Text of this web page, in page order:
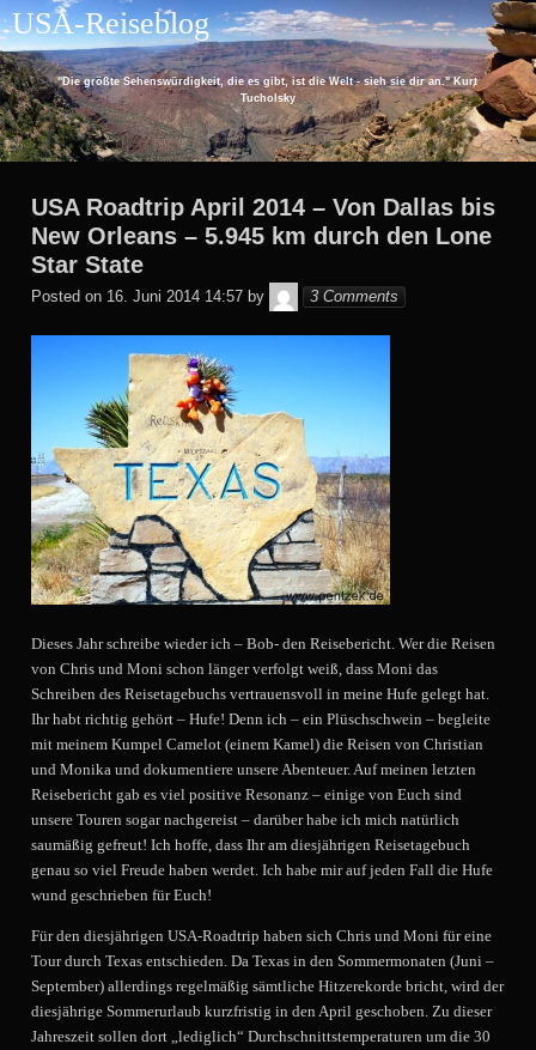
Skip
to
content
USA-Reiseblog
"Die größte Sehenswürdigkeit, die es gibt, ist die Welt - sieh sie dir an." Kurt
Tucholsky
USA Roadtrip April 2014 – Von Dallas bis
New Orleans – 5.945 km durch den Lone
Star State
Posted on 16. Juni 2014 14:57 by Monika
3 Comments
Dieses Jahr schreibe wieder ich – Bob- den Reisebericht. Wer die Reisen
von Chris und Moni schon länger verfolgt weiß, dass Moni das
Schreiben des Reisetagebuchs vertrauensvoll in meine Hufe gelegt hat.
Ihr habt richtig gehört – Hufe! Denn ich – ein Plüschschwein – begleite
mit meinem Kumpel Camelot (einem Kamel) die Reisen von Christian
und Monika und dokumentiere unsere Abenteuer. Auf meinen letzten
Reisebericht gab es viel positive Resonanz – einige von Euch sind
unsere Touren sogar nachgereist – darüber habe ich mich natürlich
saumäßig gefreut! Ich hoffe, dass Ihr am diesjährigen Reisetagebuch
genau so viel Freude haben werdet. Ich habe mir auf jeden Fall die Hufe
wund geschrieben für Euch!
Für den diesjährigen USA-Roadtrip haben sich Chris und Moni für eine
Tour durch Texas entschieden. Da Texas in den Sommermonaten (Juni –
September) allerdings regelmäßig sämtliche Hitzerekorde bricht, wird der
diesjährige Sommerurlaub kurzfristig in den April geschoben. Zu dieser
Jahreszeit sollen dort „lediglich“ Durchschnittstemperaturen um die 30